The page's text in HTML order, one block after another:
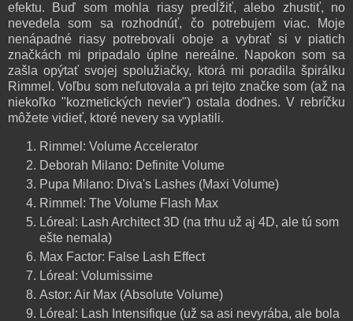
efektu. Buď som mohla riasy predĺžiť, alebo zhustiť, no
nevedela som sa rozhodnúť, čo potrebujem viac. Moje
nenápadné riasy potrebovali oboje a vybrať si v piatich
značkách mi pripadalo úplne nereálne. Napokon som sa
zašla opýtať svojej spolužiačky, ktorá mi poradila špirálku
Rimmel. Voľbu som neľutovala a pri tejto značke som (až na
niekoľko "kozmetických nevier") ostala dodnes. V rebríčku
môžete vidieť, ktoré nevery sa vyplatili.
Rimmel: Volume Accelerator
Deborah Milano: Definite Volume
Pupa Milano: Diva's Lashes (Maxi Volume)
Rimmel: The Volume Flash Max
Lóreal: Lash Architect 3D (na trhu už aj 4D, ale tú som
ešte nemala)
Max Factor: False Lash Effect
Lóreal: Volumissime
Astor: Air Max (Absolute Volume)
Lóreal: Lash Intensifique (už sa asi nevyrába, ale bola